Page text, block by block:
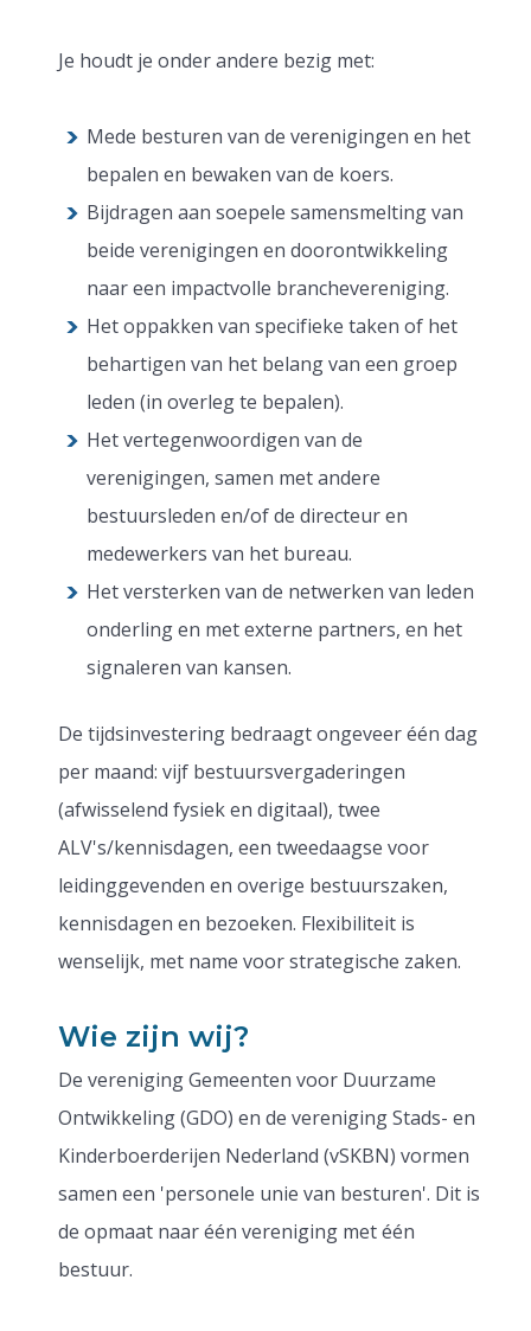
Je houdt je onder andere bezig met:
Mede besturen van de verenigingen en het
bepalen en bewaken van de koers.
Bijdragen aan soepele samensmelting van
beide verenigingen en doorontwikkeling
naar een impactvolle branchevereniging.
Het oppakken van specifieke taken of het
behartigen van het belang van een groep
leden (in overleg te bepalen).
Het vertegenwoordigen van de
verenigingen, samen met andere
bestuursleden en/of de directeur en
medewerkers van het bureau.
Het versterken van de netwerken van leden
onderling en met externe partners, en het
signaleren van kansen.
De tijdsinvestering bedraagt ongeveer één dag
per maand: vijf bestuursvergaderingen
(afwisselend fysiek en digitaal), twee
ALV's/kennisdagen, een tweedaagse voor
leidinggevenden en overige bestuurszaken,
kennisdagen en bezoeken. Flexibiliteit is
wenselijk, met name voor strategische zaken.
Wie zijn wij?
De vereniging Gemeenten voor Duurzame
Ontwikkeling (GDO) en de vereniging Stads- en
Kinderboerderijen Nederland (vSKBN) vormen
samen een 'personele unie van besturen'. Dit is
de opmaat naar één vereniging met één
bestuur.